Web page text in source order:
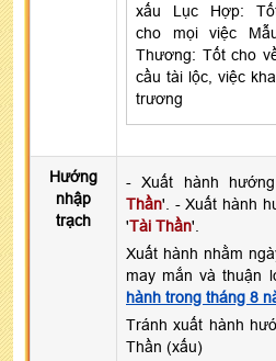
xấu Lục Hợp:
cho mọi việc
Thương: Tốt cho
cầu tài lộc, việc
trương
Hướng
nhập
trạch
- Xuất hành
Thần'. - Xuất hành
'Tài Thần'.
Xuất hành nhằm
may mắn và thuận
hành trong tháng 8
Tránh xuất hành
Thần (xấu)